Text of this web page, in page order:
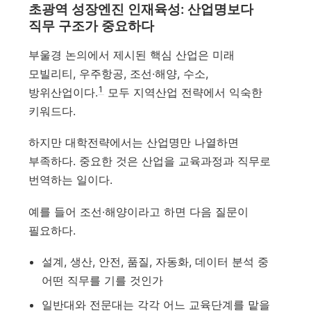
초광역 성장엔진 인재육성: 산업명보다
직무 구조가 중요하다
부울경 논의에서 제시된 핵심 산업은 미래
모빌리티, 우주항공, 조선·해양, 수소,
방위산업이다.1 모두 지역산업 전략에서 익숙한
키워드다.
하지만 대학전략에서는 산업명만 나열하면
부족하다. 중요한 것은 산업을 교육과정과 직무로
번역하는 일이다.
예를 들어 조선·해양이라고 하면 다음 질문이
필요하다.
설계, 생산, 안전, 품질, 자동화, 데이터 분석 중
어떤 직무를 기를 것인가
일반대와 전문대는 각각 어느 교육단계를 맡을